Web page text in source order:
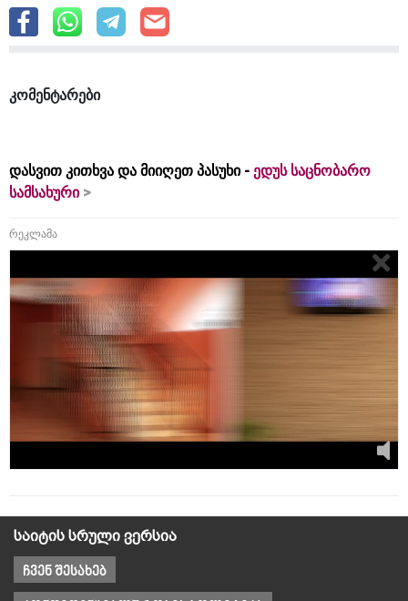
კომენტარები
დასვით კითხვა და მიიღეთ პასუხი - ედუს საცნობარო
სამსახური
რეკლამა
საიტის სრული ვერსია
ჩვენ შესახებ